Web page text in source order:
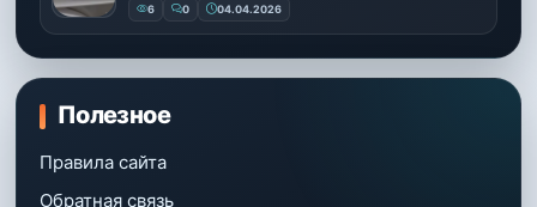
6 0 04.04.2026
Полезное
Правила сайта
Обратная связь